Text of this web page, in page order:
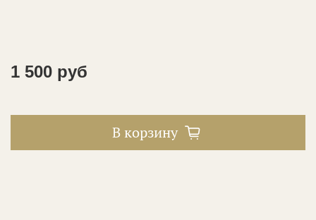
1 500 руб
В корзину